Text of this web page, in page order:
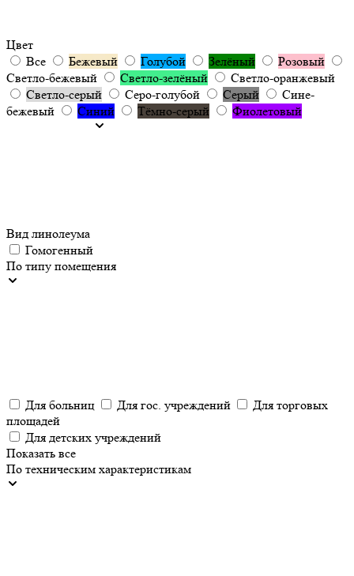
Цвет
Все
Бежевый Голубой Зелёный
Розовый
Светло-бежевый
Светло-зелёный
Светло-оранжевый
Светло-серый
Серо-голубой Серый
Сине-
бежевый
Синий Тёмно-серый Фиолетовый
Вид линолеума
Гомогенный
По типу помещения
Для больниц Для гос. учреждений
Для торговых
площадей
Для детских учреждений
Показать все
По техническим характеристикам